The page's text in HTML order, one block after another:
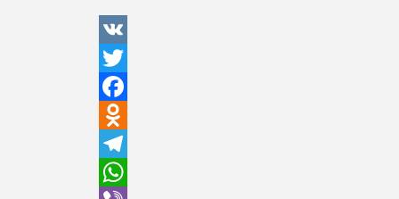
VK
Twitter
Facebook
Odnoklassniki
Telegram